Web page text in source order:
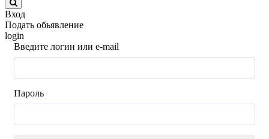
Вход
Подать обьявление
login
Введите логин или e-mail
Пароль